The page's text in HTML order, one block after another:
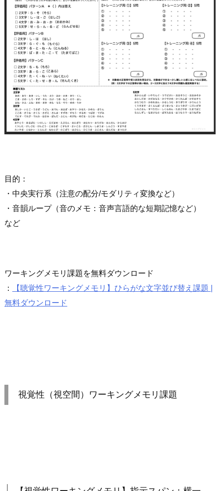
目的：
・中央実行系（注意の配分/モダリティ変換など）
・音韻ループ（音のメモ：音声言語的な短期記憶など）
など
ワーキングメモリ課題を無料ダウンロード
：
【聴覚性ワーキングメモリ】ひらがな文字並び替え課題 |
無料ダウンロード
視覚性（視空間）ワーキングメモリ課題